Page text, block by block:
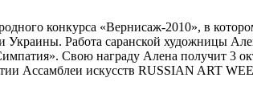
конкурса «Вернисаж-2010», в
Украины. Работа саранской художницы
Свою награду Алена получит 3
Ассамблеи искусств RUSSIAN ART